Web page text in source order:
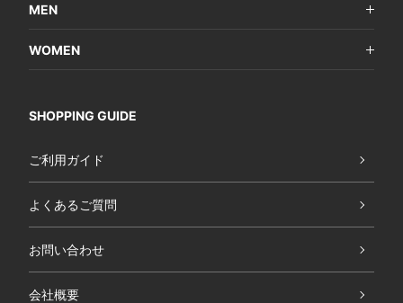
MEN
WOMEN
SHOPPING GUIDE
ご利用ガイド
よくあるご質問
お問い合わせ
会社概要